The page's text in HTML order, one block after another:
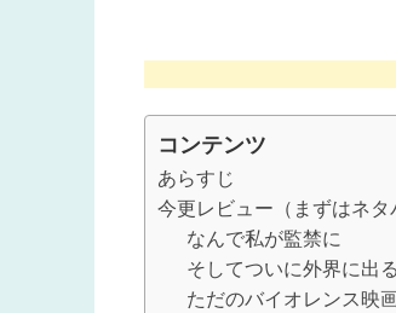
コンテンツ
あらすじ
今更レビュー（まずはネタ
なんで私が監禁に
そしてついに外界に出
ただのバイオレンス映